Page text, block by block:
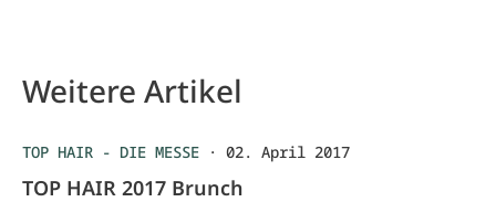
Weitere Artikel
TOP HAIR - DIE MESSE · 02. April 2017
TOP HAIR 2017 Brunch